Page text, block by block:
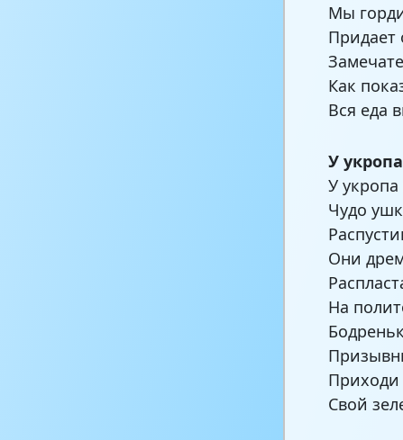
Мы
Придает
Как
Вся еда
У
У
Чудо
Они
На
Приходи
Свой